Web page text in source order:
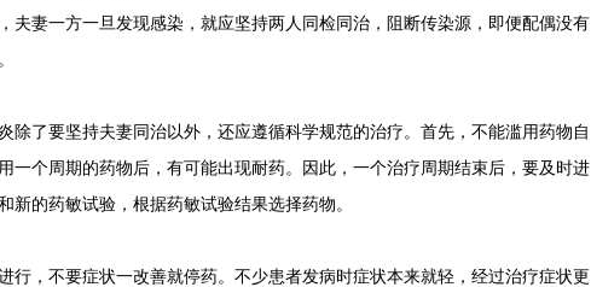
夫妻一方一旦发现感染，就应坚持两人同检同治，阻断传染源，即便配偶没有
了要坚持夫妻同治以外，还应遵循科学规范的治疗。首先，不能滥用药物自
一个周期的药物后，有可能出现耐药。因此，一个治疗周期结束后，要及时进
新的药敏试验，根据药敏试验结果选择药物。
，不要症状一改善就停药。不少患者发病时症状本来就轻，经过治疗症状更